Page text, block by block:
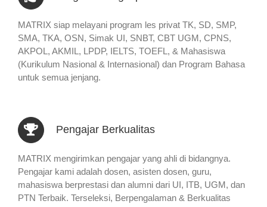
MATRIX siap melayani program les privat TK, SD, SMP,
SMA, TKA, OSN, Simak UI, SNBT, CBT UGM, CPNS,
AKPOL, AKMIL, LPDP, IELTS, TOEFL, & Mahasiswa
(Kurikulum Nasional & Internasional) dan Program Bahasa
untuk semua jenjang.
Pengajar Berkualitas
MATRIX mengirimkan pengajar yang ahli di bidangnya.
Pengajar kami adalah dosen, asisten dosen, guru,
mahasiswa berprestasi dan alumni dari UI, ITB, UGM, dan
PTN Terbaik. Terseleksi, Berpengalaman & Berkualitas